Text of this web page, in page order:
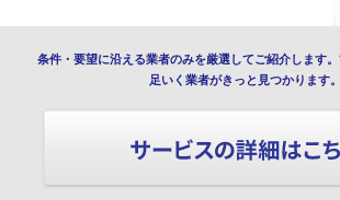
条件・要望に沿える業者のみを厳選してご紹介します
足いく業者がきっと見つかります。